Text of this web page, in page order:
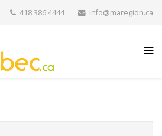
418.386.4444 info@maregion.ca